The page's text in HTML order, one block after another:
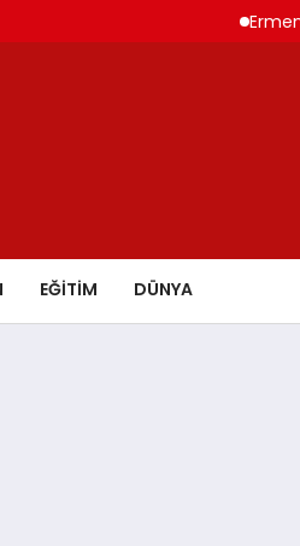
EĞİTİM DÜNYA